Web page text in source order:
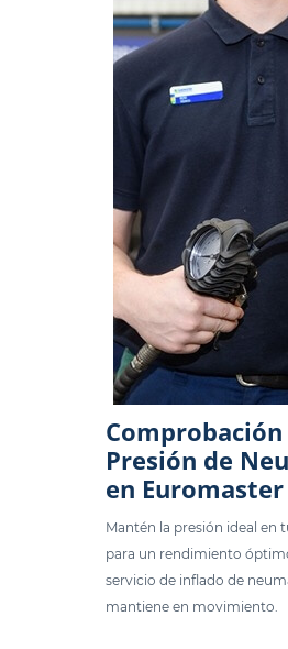
Presión de
en Euromaster
Mantén la presión ideal en
para un rendimiento
servicio de inflado de
mantiene en movimiento.